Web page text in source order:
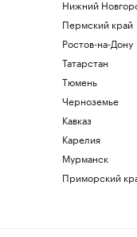
Нижний
Пермский край
Ростов-на-Дону
Татарстан
Тюмень
Черноземье
Кавказ
Карелия
Мурманск
Приморский